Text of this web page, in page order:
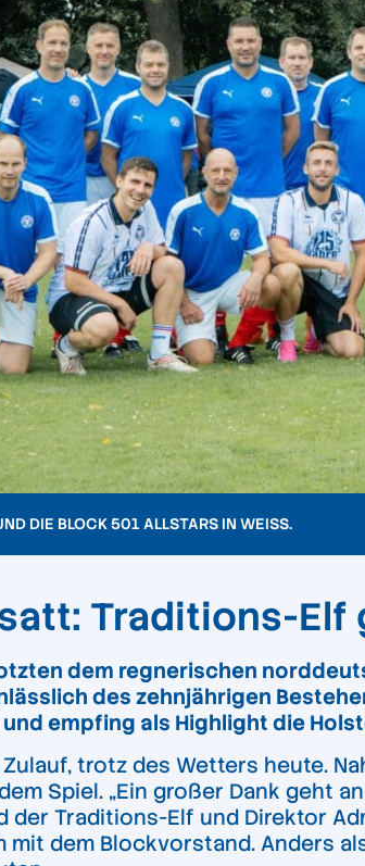
DIE BLOCK 501 ALLSTARS IN WEISS.
Traditions-
dem regnerischen
des zehnjährigen
empfing als Highlight die
trotz des Wetters heute.
Spiel. „Ein großer Dank geht
der Traditions-Elf und Direktor
mit dem Blockvorstand. Anders